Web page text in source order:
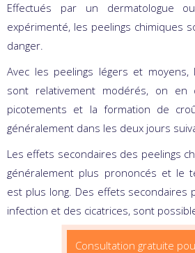
Effectués par un dermatologue
expérimenté, les peelings chimiques
danger.
Avec les peelings légers et
sont relativement modérés, on en
picotements et la formation de
généralement dans les deux jours
Les effets secondaires des peelings
généralement plus prononcés et le
est plus long. Des effets secondaires
infection et des cicatrices, sont
Consultation gratuite